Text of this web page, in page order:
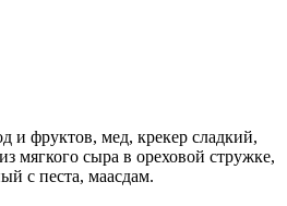
и фруктов, мед, крекер сладкий,
мягкого сыра в ореховой стружке,
с песта, маасдам.